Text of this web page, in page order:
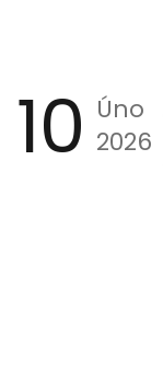
10 Úno
2026